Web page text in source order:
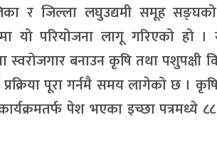
र जिल्ला लघुउद्यमी समूह
यो परियोजना लागू गरिएको हो ।
स्वरोजगार बनाउन कृषि तथा पशुपक्षी
प्रक्रिया पूरा गर्नमै समय लागेको छ ।
पेश भएका इच्छा पत्रमध्ये